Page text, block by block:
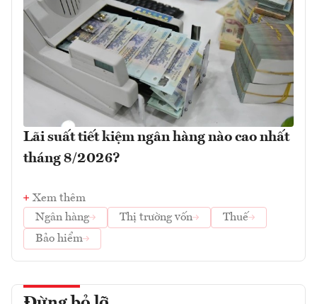
Lãi suất tiết kiệm ngân hàng nào cao nhất
tháng 8/2026?
Xem thêm
Ngân hàng
Thị trường vốn
Thuế
Bảo hiểm